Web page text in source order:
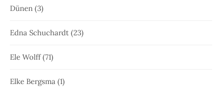
Dünen (3)
Edna Schuchardt (23)
Ele Wolff(71)
Elke Bergsma (1)